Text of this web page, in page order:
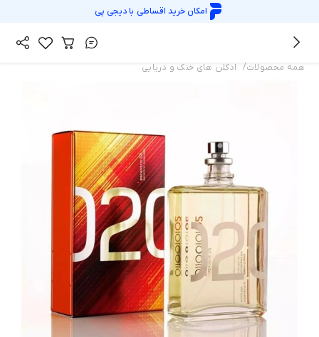
امکان خرید اقساطی بادیجی پی
همه محصولات/ ادکلن های خنک و دریایی